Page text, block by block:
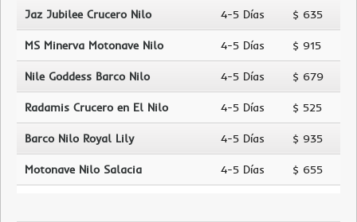
Jaz Jubilee Crucero Nilo 4-5 Días $ 635
MS Minerva Motonave Nilo 4-5 Días $ 915
Nile Goddess Barco Nilo 4-5 Días $ 679
Radamis Crucero en El Nilo 4-5 Días $ 525
Barco Nilo Royal Lily 4-5 Días $ 935
Motonave Nilo Salacia 4-5 Días $ 655